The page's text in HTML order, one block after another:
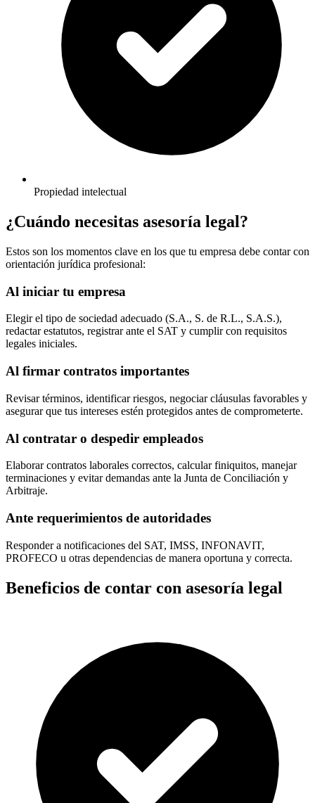
Propiedad intelectual
¿Cuándo necesitas asesoría legal?
Estos son los momentos clave en los que tu empresa debe contar con
orientación jurídica profesional:
Al iniciar tu empresa
Elegir el tipo de sociedad adecuado (S.A., S. de R.L., S.A.S.),
redactar estatutos, registrar ante el SAT y cumplir con requisitos
legales iniciales.
Al firmar contratos importantes
Revisar términos, identificar riesgos, negociar cláusulas favorables y
asegurar que tus intereses estén protegidos antes de comprometerte.
Al contratar o despedir empleados
Elaborar contratos laborales correctos, calcular finiquitos, manejar
terminaciones y evitar demandas ante la Junta de Conciliación y
Arbitraje.
Ante requerimientos de autoridades
Responder a notificaciones del SAT, IMSS, INFONAVIT,
PROFECO u otras dependencias de manera oportuna y correcta.
Beneficios de contar con asesoría legal